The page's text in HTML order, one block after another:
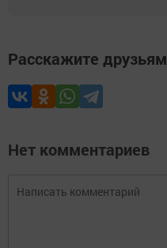
Расскажите друзьям
Нет комментариев